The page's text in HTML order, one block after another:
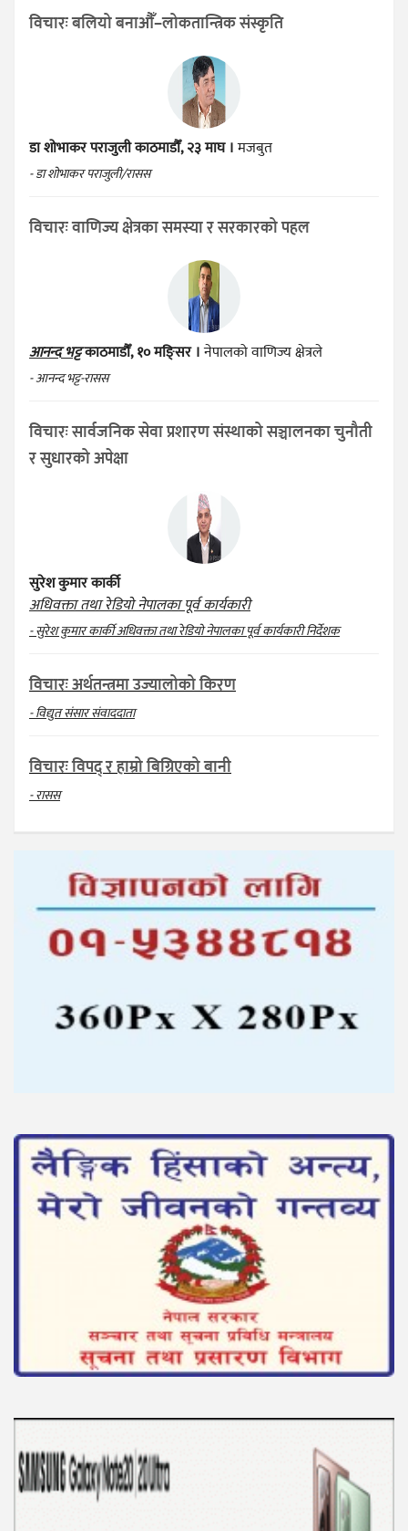
विचारः बलियो बनाऔँ–लोकतान्त्रिक संस्कृति
डा शोभाकर पराजुलीकाठमाडौँ, २३ माघ ।मजबुत
- डा शोभाकर पराजुली/रासस
विचारः वाणिज्य क्षेत्रका समस्या र सरकारको पहल
आनन्द भट्टकाठमाडौँ, १० मङ्सिर ।नेपालको वाणिज्य क्षेत्रले
- आनन्द भट्ट-रासस
विचारः सार्वजनिक सेवा प्रशारण संस्थाको सञ्चालनका चुनौती
र सुधारको अपेक्षा
सुरेश कुमार कार्की
अधिवक्ता तथा रेडियो नेपालका पूर्व कार्यकारी
- सुरेश कुमार कार्की अधिवक्ता तथा रेडियो नेपालका पूर्व कार्यकारी निर्देशक
विचारः अर्थतन्त्रमा उज्यालोको किरण
- विद्युत संसार संवाददाता
विचारः विपद् र हाम्रो बिग्रिएको बानी
- रासस